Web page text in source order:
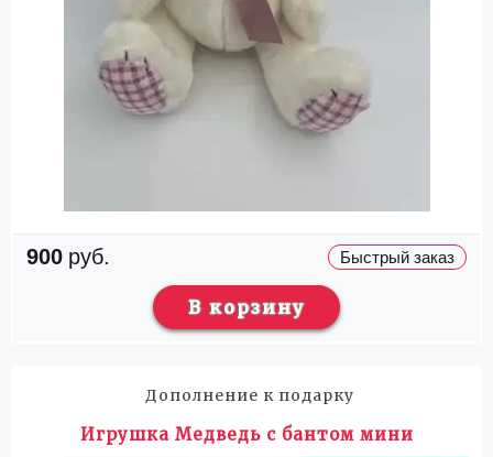
900 руб. Быстрый заказ
В корзину
Дополнение к подарку
Игрушка Медведь с бантом мини